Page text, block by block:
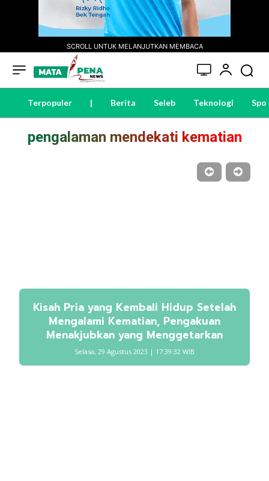
SCROLL UNTUK MELANJUTKAN MEMBACA
Terpopuler | Berita Seleb Teknologi
pengalaman mendekati kematian
Kisah Pria yang Kembali Hidup Setelah
Mengalami Kematian, Pengakuan
Menakjubkan yang Menggetarkan
Selasa, 29 Agustus 2023 | 17:39:32 WIB